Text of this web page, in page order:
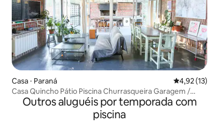
Casa ⋅ Paraná 4,92 de uma
4,92 (13)
Casa Quincho Pátio Piscina Churrasqueira Garagem /
TomaOutros aluguéis por temporada com
piscina